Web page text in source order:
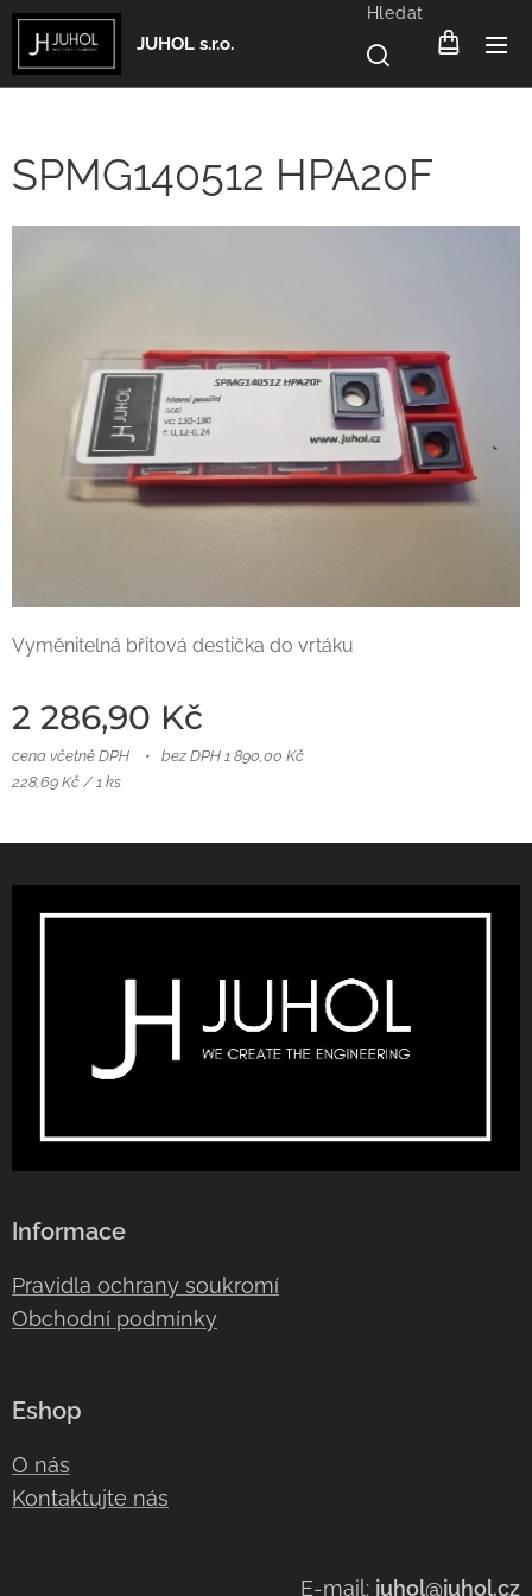
JUHOL s.r.o.
Hledat
SPMG140512 HPA20F
Vyměnitelná břitová destička do vrtáku
2 286,90 Kč
cena včetně DPH
bez DPH 1 890,00 Kč
228,69 Kč / 1 ks
Informace
Pravidla ochrany soukromí
Obchodní podmínky
Eshop
O nás
Kontaktujte nás
E-mail: juhol@juhol.cz